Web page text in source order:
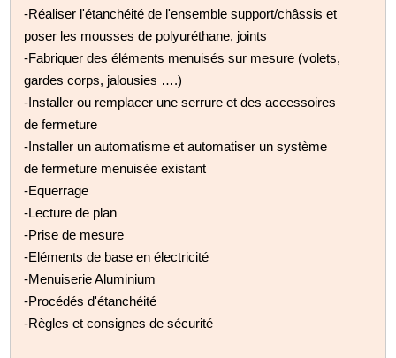
-Réaliser l'étanchéité de l'ensemble support/châssis et
poser les mousses de polyuréthane, joints
-Fabriquer des éléments menuisés sur mesure (volets,
gardes corps, jalousies ….)
-Installer ou remplacer une serrure et des accessoires
de fermeture
-Installer un automatisme et automatiser un système
de fermeture menuisée existant
-Equerrage
-Lecture de plan
-Prise de mesure
-Eléments de base en électricité
-Menuiserie Aluminium
-Procédés d'étanchéité
-Règles et consignes de sécurité